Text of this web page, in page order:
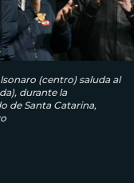
(centro) saluda al
durante la
de Santa Catarina,